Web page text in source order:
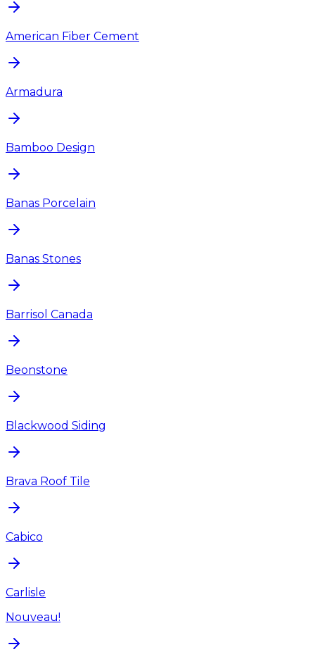
American Fiber Cement
Armadura
Bamboo Design
Banas Porcelain
Banas Stones
Barrisol Canada
Beonstone
Blackwood Siding
Brava Roof Tile
Cabico
Carlisle
Nouveau!